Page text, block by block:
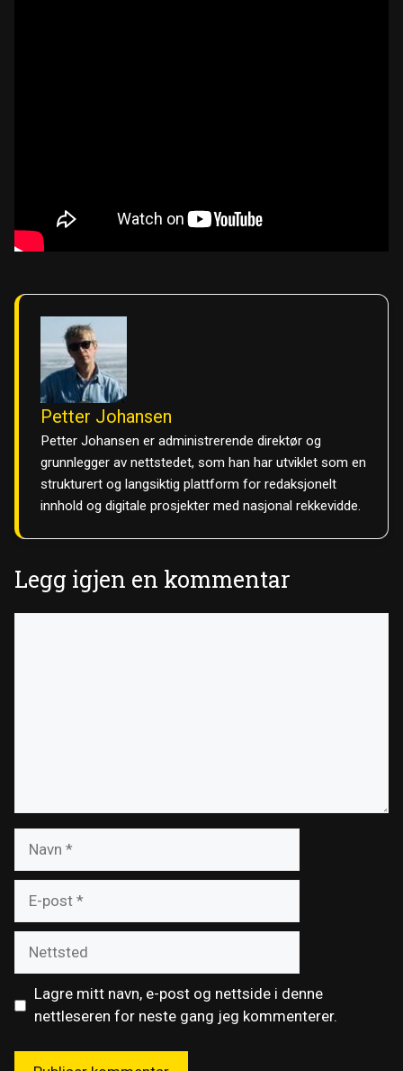
Petter Johansen
Petter Johansen er administrerende direktør og
grunnlegger av nettstedet, som han har utviklet som en
strukturert og langsiktig plattform for redaksjonelt
innhold og digitale prosjekter med nasjonal rekkevidde.
Legg igjen en kommentar
post
Lagre mitt navn, e-post og nettside i denne
nettleseren for neste gang jeg kommenterer.